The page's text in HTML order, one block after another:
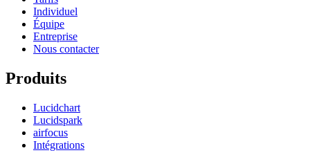
Individuel
Équipe
Entreprise
Nous contacter
Produits
Lucidchart
Lucidspark
airfocus
Intégrations